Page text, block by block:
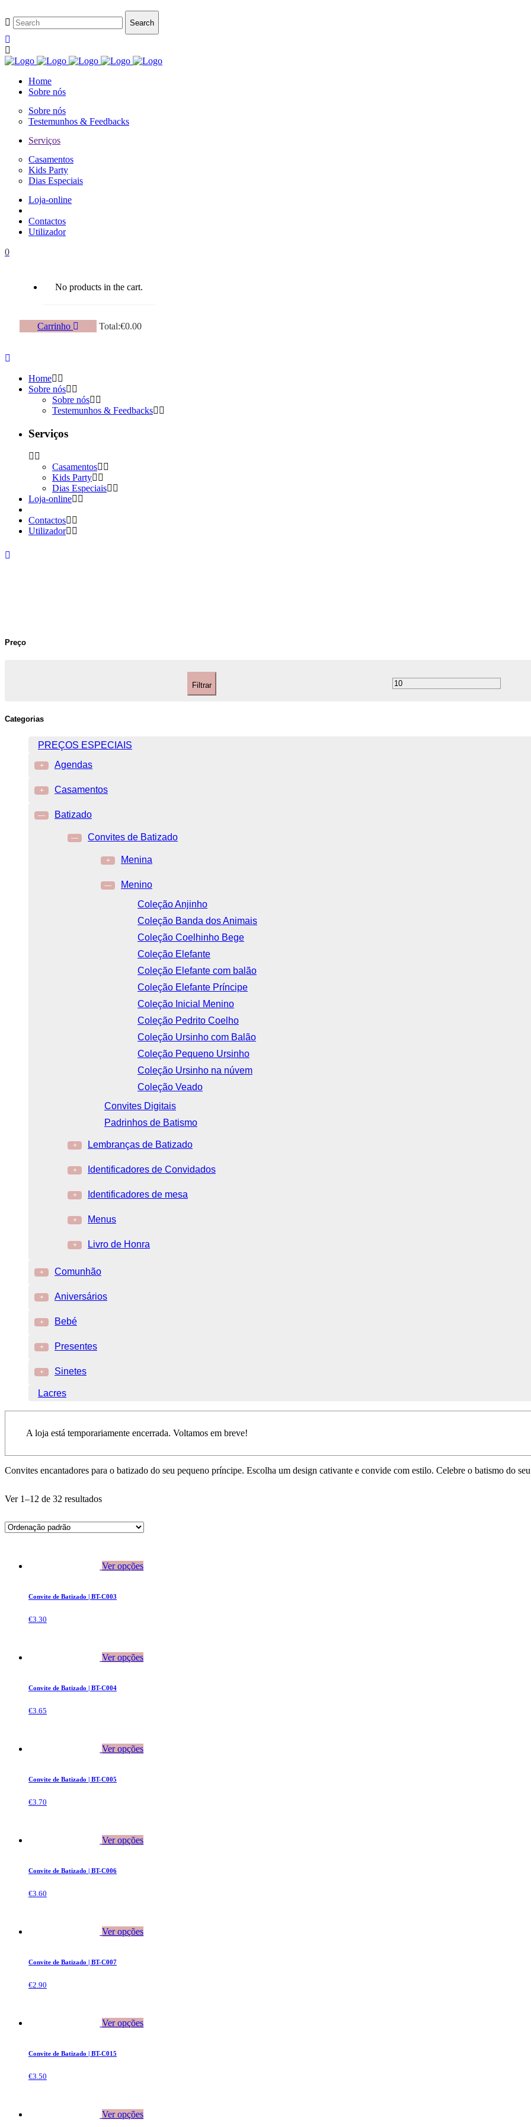
Home
Sobre nós
Sobre nós
Testemunhos & Feedbacks
Serviços
Casamentos
Kids Party
Dias Especiais
Loja-online
Contactos
Utilizador
0
No products in the cart.
Carrinho Total:€0.00
Home
Sobre nós
Sobre nós
Testemunhos & Feedbacks
Serviços
Casamentos
Kids Party
Dias Especiais
Loja-online
Contactos
Utilizador
Preço
Filtrar
Categorias
PREÇOS ESPECIAIS
+ Agendas
+ Casamentos
— Batizado
— Convites de Batizado
+ Menina
—
Menino
Coleção Anjinho
Coleção Banda dos Animais
Coleção Coelhinho Bege
Coleção Elefante
Coleção Elefante com balão
Coleção Elefante Príncipe
Coleção Inicial Menino
Coleção Pedrito Coelho
Coleção Ursinho com Balão
Coleção Pequeno Ursinho
Coleção Ursinho na núvem
Coleção Veado
Convites Digitais
Padrinhos de Batismo
+ Lembranças de Batizado
+ Identificadores de Convidados
+ Identificadores de mesa
+ Menus
+ Livro de Honra
+ Comunhão
+ Aniversários
+ Bebé
+ Presentes
+ Sinetes
Lacres
A loja está temporariamente encerrada. Voltamos em breve!
Convites encantadores para o batizado do seu pequeno príncipe. Escolha um design cativante e convide com estilo. Celebre o batismo do
Ver 1–12 de 32 resultados
Ver opções
Convite de Batizado | BT-C003
€3.30
Ver opções
Convite de Batizado | BT-C004
€3.65
Ver opções
Convite de Batizado | BT-C005
€3.70
Ver opções
Convite de Batizado | BT-C006
€3.60
Ver opções
Convite de Batizado | BT-C007
€2.90
Ver opções
Convite de Batizado | BT-C015
€3.50
Ver opções